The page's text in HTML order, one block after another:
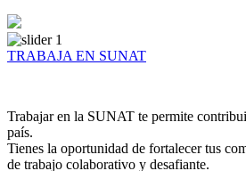
TRABAJA EN SUNAT
Trabajar en la SUNAT te permite
país.
Tienes la oportunidad de fortalecer tus
de trabajo colaborativo y desafiante.